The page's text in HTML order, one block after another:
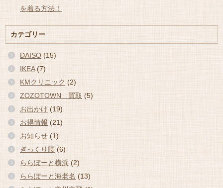
を着る方法！
カテゴリー
DAISO (15)
IKEA(7)
KMクリニック (2)
ZOZOTOWN 買取 (5)
お出かけ (19)
お得情報 (21)
お知らせ (1)
ぎっくり腰 (6)
ららぽーと横浜 (2)
ららぽーと海老名 (13)